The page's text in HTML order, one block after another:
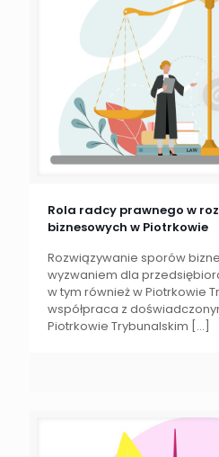
Rola radcy prawnego w
biznesowych w Piotrkowie
Rozwiązywanie sporów
wyzwaniem dla
w tym również w Piotrkowie
współpraca z
Piotrkowie Trybunalskim […]